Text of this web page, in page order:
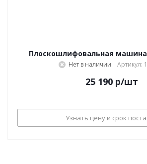
Плоскошлифовальная машина
Нет в наличии Артикул:
25 190 р/шт
Узнать цену и срок